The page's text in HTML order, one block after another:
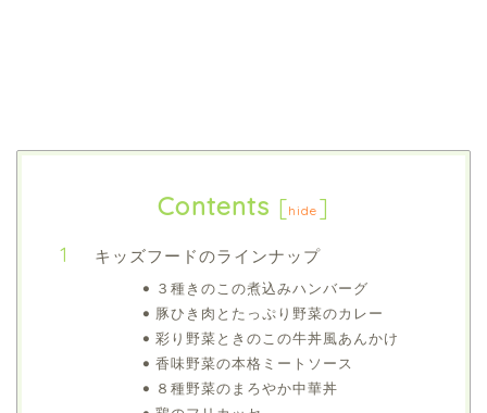
Contents [hide ]
キッズフードのラインナップ
３種きのこの煮込みハンバーグ
豚ひき肉とたっぷり野菜のカレー
彩り野菜ときのこの牛丼風あんかけ
香味野菜の本格ミートソース
８種野菜のまろやか中華丼